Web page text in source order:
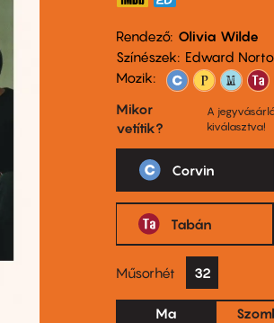
Rendező Olivia Wilde
Színészek
Edward
Mozik:
Mikor
vetítik?
A
kiválasztva!
Corvin
Tabán
Műsorhét 32
Ma